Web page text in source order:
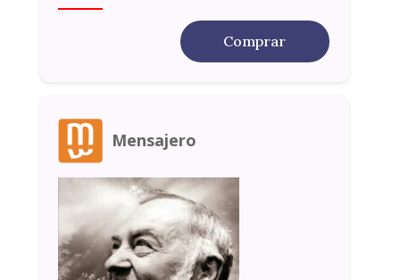
Comprar
Mensajero